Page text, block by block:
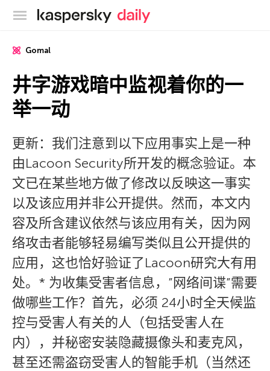
卡巴斯基官方博客
Gomal
井字游戏暗中监视着你的一
举一动
更新：我们注意到以下应用事实上是一种
由Lacoon Security所开发的概念验证。本
文已在某些地方做了修改以反映这一事实
以及该应用并非公开提供。然而，本文内
容及所含建议依然与该应用有关，因为网
络攻击者能够轻易编写类似且公开提供的
应用，这也恰好验证了Lacoon研究大有用
处。* 为收集受害者信息，”网络间谍”需要
做哪些工作？首先，必须 24小时全天候监
控与受害人有关的人（包括受害人在
内），并秘密安装隐藏摄像头和麦克风，
甚至还需盗窃受害人的智能手机（当然还